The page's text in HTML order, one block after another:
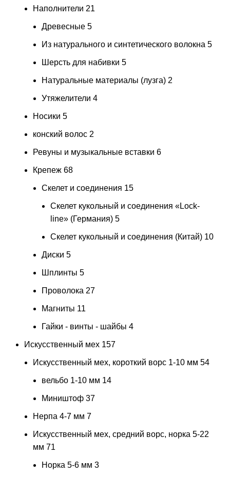
Наполнители 21
Древесные 5
Из натурального и синтетического волокна 5
Шерсть для набивки 5
Натуральные материалы (лузга) 2
Утяжелители 4
Носики 5
конский волос 2
Ревуны и музыкальные вставки 6
Крепеж 68
Скелет и соединения 15
Скелет кукольный и соединения «Lock-
line» (Германия) 5
Скелет кукольный и соединения (Китай) 10
Диски 5
Шплинты 5
Проволока 27
Магниты 11
Гайки - винты - шайбы 4
Искусственный мех 157
Искусственный мех, короткий ворс 1-10 мм 54
вельбо 1-10 мм 14
Миништоф 37
Нерпа 4-7 мм 7
Искусственный мех, средний ворс, норка 5-22
мм 71
Норка 5-6 мм 3